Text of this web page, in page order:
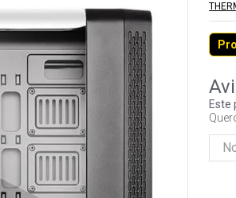
Este